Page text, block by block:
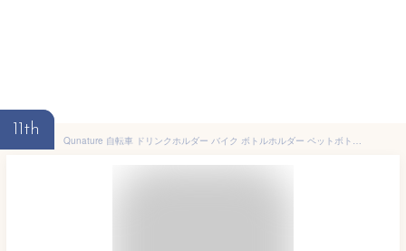
11th
Qunature 自転車 ドリンクホルダー バイク ボトルホルダー ペットボトルホルダー 保温 保冷 取付簡単 自由調節可能 携帯収納付きメッシュポケット付き 脱着可能な滑り止めベルクロ3本付き ロードバイク マウンテンバイク 折り畳み自転車 ママチャリ サイクリン